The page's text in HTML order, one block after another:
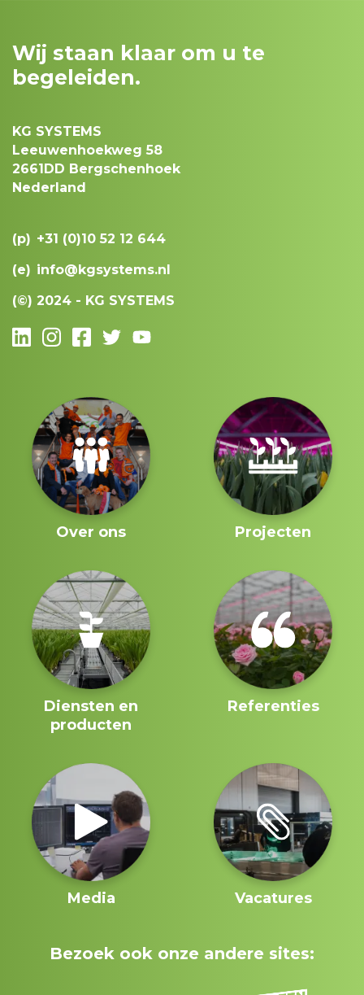
Wij staan klaar om u te
begeleiden.
KG SYSTEMS
Leeuwenhoekweg 58
2661DD Bergschenhoek
Nederland
(p) +31 (0)10 52 12 644
(e) info@kgsystems.nl
(©) 2024 - KG SYSTEMS
Over ons Projecten
Diensten en
producten
Referenties
Media Vacatures
Bezoek ook onze andere sites: